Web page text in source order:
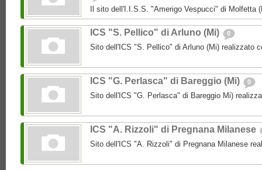
Il sito dell'I.I.S.S. "Amerigo Vespucci" di Molfetta
ICS "S. Pellico" di Arluno (Mi) 0
Sito dell'ICS "S. Pellico" di Arluno (Mi) realizzato
ICS "G. Perlasca" di Bareggio (Mi) 0
Sito dell'ICS "G. Perlasca" di Bareggio Mi)
ICS "A. Rizzoli" di Pregnana Milanese
Sito dell'ICS "A. Rizzoli" di Pregnana Milanese